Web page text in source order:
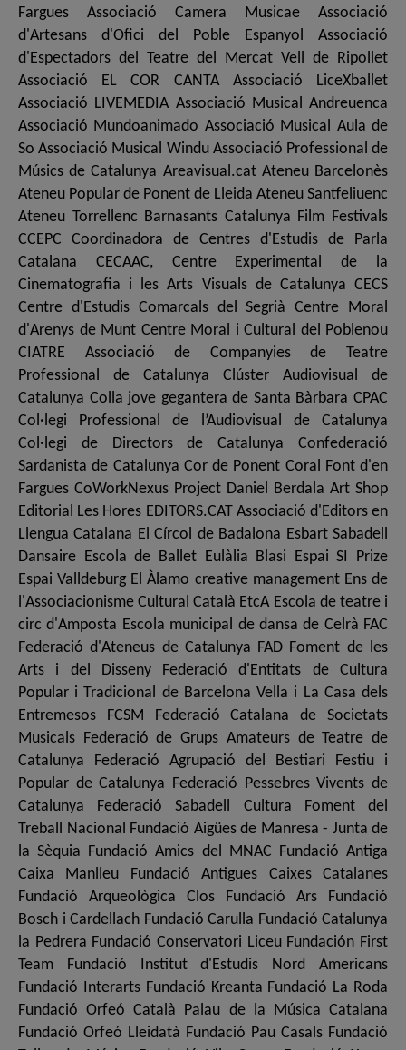
Fargues Associació Camera Musicae Associació
d'Artesans d'Ofici del Poble Espanyol Associació
d'Espectadors del Teatre del Mercat Vell de Ripollet
Associació EL COR CANTA Associació LiceXballet
Associació LIVEMEDIA Associació Musical Andreuenca
Associació Mundoanimado Associació Musical Aula de
So Associació Musical Windu Associació Professional de
Músics de Catalunya Areavisual.cat Ateneu Barcelonès
Ateneu Popular de Ponent de Lleida Ateneu Santfeliuenc
Ateneu Torrellenc Barnasants Catalunya Film Festivals
CCEPC Coordinadora de Centres d'Estudis de Parla
Catalana CECAAC, Centre Experimental de la
Cinematografia i les Arts Visuals de Catalunya CECS
Centre d'Estudis Comarcals del Segrià Centre Moral
d'Arenys de Munt Centre Moral i Cultural del Poblenou
CIATRE Associació de Companyies de Teatre
Professional de Catalunya Clúster Audiovisual de
Catalunya Colla jove gegantera de Santa Bàrbara CPAC
Col·legi Professional de l’Audiovisual de Catalunya
Col·legi de Directors de Catalunya Confederació
Sardanista de Catalunya Cor de Ponent Coral Font d'en
Fargues CoWorkNexus Project Daniel Berdala Art Shop
Editorial Les Hores EDITORS.CAT Associació d'Editors en
Llengua Catalana El Círcol de Badalona Esbart Sabadell
Dansaire Escola de Ballet Eulàlia Blasi Espai SI Prize
Espai Valldeburg El Àlamo creative management Ens de
l'Associacionisme Cultural Català EtcA Escola de teatre i
circ d'Amposta Escola municipal de dansa de Celrà FAC
Federació d'Ateneus de Catalunya FAD Foment de les
Arts i del Disseny Federació d'Entitats de Cultura
Popular i Tradicional de Barcelona Vella i La Casa dels
Entremesos FCSM Federació Catalana de Societats
Musicals Federació de Grups Amateurs de Teatre de
Catalunya Federació Agrupació del Bestiari Festiu i
Popular de Catalunya Federació Pessebres Vivents de
Catalunya Federació Sabadell Cultura Foment del
Treball Nacional Fundació Aigües de Manresa - Junta de
la Sèquia Fundació Amics del MNAC Fundació Antiga
Caixa Manlleu Fundació Antigues Caixes Catalanes
Fundació Arqueològica Clos Fundació Ars Fundació
Bosch i Cardellach Fundació Carulla Fundació Catalunya
la Pedrera Fundació Conservatori Liceu Fundación First
Team Fundació Institut d'Estudis Nord Americans
Fundació Interarts Fundació Kreanta Fundació La Roda
Fundació Orfeó Català Palau de la Música Catalana
Fundació Orfeó Lleidatà Fundació Pau Casals Fundació